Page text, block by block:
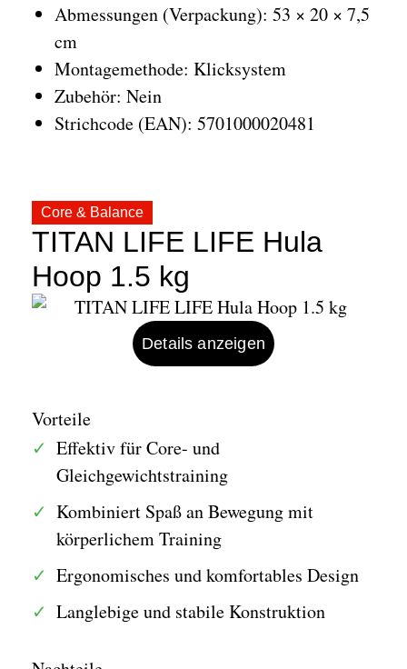
Abmessungen (Verpackung): 53 × 20 × 7,5
cm
Montagemethode: Klicksystem
Zubehör: Nein
Strichcode (EAN): 5701000020481
Core & Balance
TITAN LIFE LIFE Hula
Hoop 1.5 kg
Vorteile
Effektiv für Core- und
Gleichgewichtstraining
Kombiniert Spaß an Bewegung mit
körperlichem Training
Ergonomisches und komfortables Design
Langlebige und stabile Konstruktion
Details anzeigen